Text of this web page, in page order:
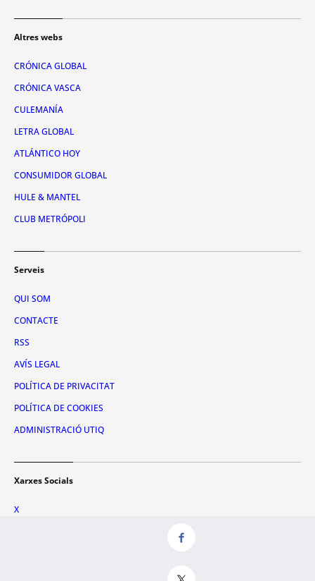
Altres webs
CRÓNICA GLOBAL
CRÓNICA VASCA
CULEMANÍA
LETRA GLOBAL
ATLÁNTICO HOY
CONSUMIDOR GLOBAL
HULE & MANTEL
CLUB METRÓPOLI
Serveis
QUI SOM
CONTACTE
RSS
AVÍS LEGAL
POLÍTICA DE PRIVACITAT
POLÍTICA DE COOKIES
ADMINISTRACIÓ UTIQ
Xarxes Socials
X